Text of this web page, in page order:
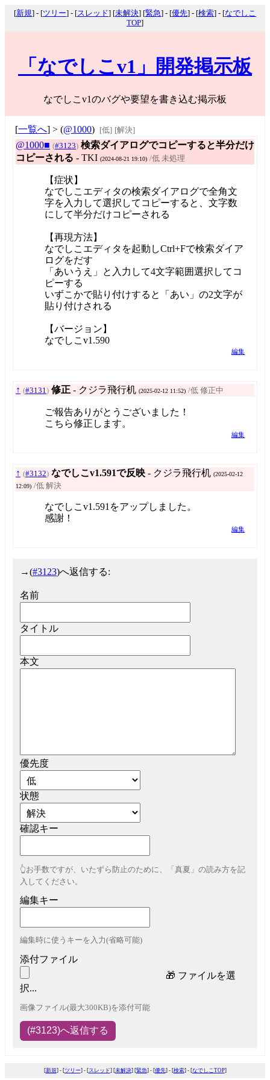
[新規] - [ツリー] - [スレッド] [未解決] [緊急] - [優先] - [検索] - [なでしこ
TOP]
「なでしこv1」開発掲示板
なでしこv1のバグや要望を書き込む掲示板
[一覧へ] > (@1000) [低] [解決]
@1000■ (#3123) 検索ダイアログでコピーすると半分だけ
コピーされる - TKI (2024-08-21 19:10) /低 未処理
【症状】
なでしこエディタの検索ダイアログで全角文
字を入力して選択してコピーすると、文字数
にして半分だけコピーされる
【再現方法】
なでしこエディタを起動しCtrl+Fで検索ダイア
ログをだす
「あいうえ」と入力して4文字範囲選択してコ
ピーする
いずこかで貼り付けすると「あい」の2文字が
貼り付けされる
【バージョン】
なでしこv1.590
編集
↑ (#3131) 修正 - クジラ飛行机 (2025-02-12 11:52) /低 修正中
ご報告ありがとうございました！
こちら修正します。
編集
↑ (#3132) なでしこv1.591で反映 - クジラ飛行机 (2025-02-12
12:09) /低 解決
なでしこv1.591をアップしました。
感謝！
編集
→(#3123)へ返信する:
名前
タイトル
本文
優先度
状態
確認キー
👆お手数ですが、いたずら防止のために、「真夏」の読み方を記
入してください。
編集キー
編集時に使うキーを入力(省略可能)
添付ファイル
🎁 ファイルを選
択...
画像ファイル(最大300KB)を添付可能
[新規] - [ツリー] - [スレッド] [未解決] [緊急] - [優先] - [検索] - [なでしこTOP]